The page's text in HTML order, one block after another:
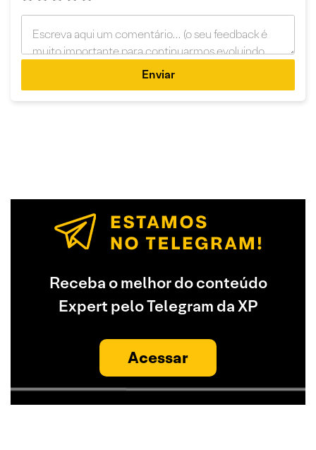
Enviar
Receba o melhor do conteúdo
Expert pelo Telegram da XP
Acessar